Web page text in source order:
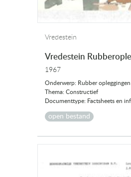
Vredestein
Vredestein
1967
Onderwerp: Rubber opleggingen
Thema: Constructief
Documenttype: Factsheets en
open bestand